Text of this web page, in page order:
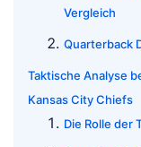
Vergleich
Quarterback
Taktische Analyse
Kansas City Chiefs
Die Rolle der